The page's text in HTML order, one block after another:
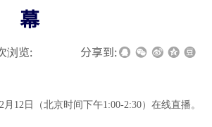
幕
浏览: 分享到:
12日（北京时间下午1:00-2:30）在线直播。